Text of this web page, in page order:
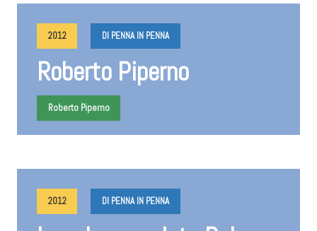
2012 DI PENNA IN PENNA
Roberto Piperno
Roberto Piperno
2012 DI PENNA IN PENNA